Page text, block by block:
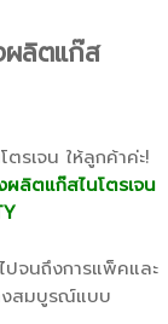
ผลิตแก๊ส
รเจน ให้ลูกค้าค่ะ!
ผลิตแก๊สไนโตรเจน
ปจนถึงการแพ็คและ
งสมบูรณ์แบบ